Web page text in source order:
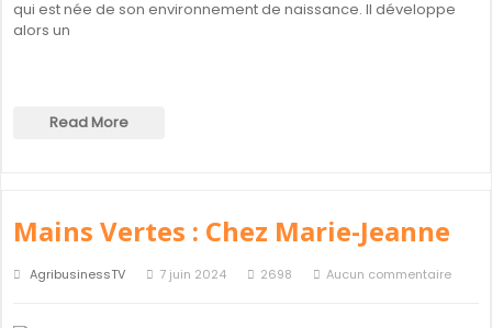
qui est née de son environnement de naissance. Il développe
alors un
Read More
Mains Vertes : Chez Marie-Jeanne
AgribusinessTV 7 juin 2024 2698 Aucun commentaire